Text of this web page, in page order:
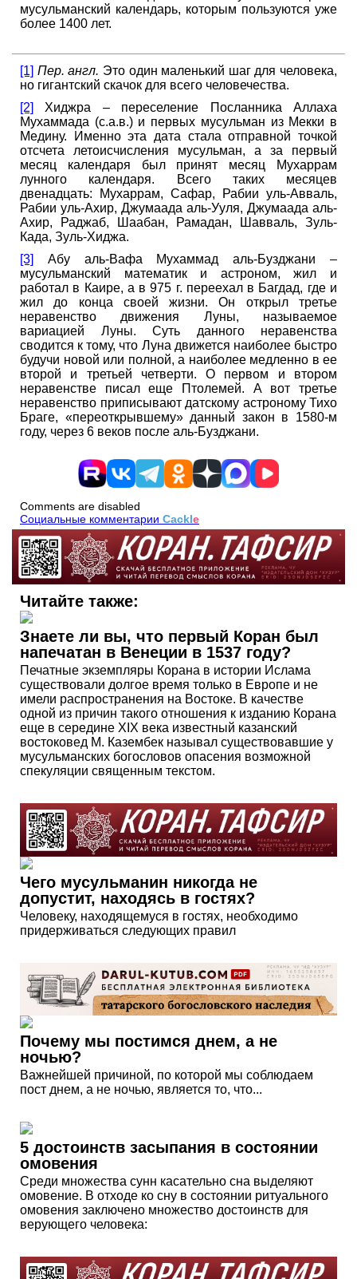
мусульманский календарь, которым пользуются уже
более 1400 лет.
[1] Пер. англ. Это один маленький шаг для человека,
но гигантский скачок для всего человечества.
[2]
Хиджра – переселение Посланника Аллаха
Мухаммада (с.а.в.) и первых мусульман из Мекки в
Медину. Именно эта дата стала отправной точкой
отсчета летоисчисления мусульман, а за первый
месяц календаря был принят месяц Мухаррам
лунного календаря. Всего таких месяцев
двенадцать: Мухаррам, Сафар, Рабии уль-Авваль,
Рабии уль-Ахир, Джумаада аль-Ууля, Джумаада аль-
Ахир, Раджаб, Шаабан, Рамадан, Шавваль, Зуль-
Када, Зуль-Хиджа.
[3]
Абу аль-Вафа Мухаммад аль-Бузджани –
мусульманский математик и астроном, жил и
работал в Каире, а в 975 г. переехал в Багдад, где и
жил до конца своей жизни. Он открыл третье
неравенство движения Луны, называемое
вариацией Луны. Суть данного неравенства
сводится к тому, что Луна движется наиболее быстро
будучи новой или полной, а наиболее медленно в ее
второй и третьей четверти. О первом и втором
неравенстве писал еще Птолемей. А вот третье
неравенство приписывают датскому астроному Тихо
Браге, «переоткрывшему» данный закон в 1580-м
году, через 6 веков после аль-Бузджани.
Comments are disabled
Социальные комментарии Cackle
Читайте также:
Знаете ли вы, что первый Коран был
напечатан в Венеции в 1537 году?
Печатные экземпляры Корана в истории Ислама
существовали долгое время только в Европе и не
имели распространения на Востоке. В качестве
одной из причин такого отношения к изданию Корана
еще в середине XIX века известный казанский
востоковед М. Казембек называл существовавшие у
мусульманских богословов опасения возможной
спекуляции священным текстом.
Чего мусульманин никогда не
допустит, находясь в гостях?
Человеку, находящемуся в гостях, необходимо
придерживаться следующих правил
Почему мы постимся днем, а не
ночью?
Важнейшей причиной, по которой мы соблюдаем
пост днем, а не ночью, является то, что...
5 достоинств засыпания в состоянии
омовения
Среди множества сунн касательно сна выделяют
омовение. В отходе ко сну в состоянии ритуального
омовения заключено множество достоинств для
верующего человека: